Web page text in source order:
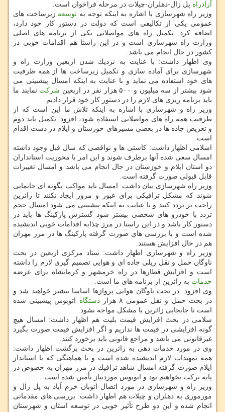
آزادراه پل زال-دهلران-چیلات در مرحله فراخوان است.
وزیر راه شهرسازی با اشاره به اینكه توجه به توسعه زیرساخت های
عمومی یكی از تكالیفی است كه دولت در دستور كار خود دارد،
اضافه كرد: تكمیل راه های مواصلاتی یكی از برنامه های اصلی
وزارت راه شهرسازی است و در این راستا هم اقدامات خوبی در
كشور در حال انجام می باشد.
وی اظهار داشت: با عنایت به نزدیك شدن اربعین وزارت راه و
شهرسازی برای آماده سازی و تكمیل زیرساخت ها از همه ظرفیت
های خود استفاده می نماید و با عنایت به اینكه امسال پیشبینی می
شود بیشتر از سه میلیون و ۵۰۰ هزار نفر در اربعین
شركت نمایند ما
باید برنامه ریزی های لازم را در دستور كار خود قرار دادیم.
وزیر راه و شهرسازی با اشاره به اینكه تلاش ما این است كه از
ظرفیت همه راه های مواصلاتی استفاده شود، افزود: تكمیل باند دوم
و تعریض جاده ها در بعضی مسیرهای خوزستان و ایلام در دست اقدام
است.
اسلامی اظهار داشت: كاستی ها و نواقصی كه سال قبل وجود داشته
امسال سعی شده آنها برطرف شوند و این امر با محوریت استانداران
دو استان ایلام و خوزستان در حال انجام می باشد و امسال تغییرات
قابل قبولی صورت گرفته است.
وزیر راه شهرسازی بیان داشت: امسال باید مواكب بگونه ای جانمایی
شوند كه مشكل ترافیكی برای عبور و مرور ایجاد نكنند تا زائرین
راحت تر تردد كنند و با عنایت به اینكه پیشبینی می شود امسال حجم
تردد با خودرو های شخصی بیشتر شود گسترش پاركینگ ها باید در
دستور كار باشد و در این راستا در مرز چذابه اقدامات خوبی اندیشیده
شده است و با بررسی های صورت گرفته پاركینگ ها در مرز مهران
هم در حال افزایش هستند.
وزیر راه و شهرسازی اظهار داشت: ستاد مركزی اربعین در بحث
ناوگان حمل و نقل ریلی جاده ای و هوایی تصمیم گیری لازم را داشته
است و افزایش قطارها در راه خرمشهر و كرمانشاه برای عرضه
خدمات به زائرین از برنامه های ما است.
وی افزود: در بحث ناوگان هوایی پروازها اساسا بیشتر خواهند شد و
در بحث حمل و نقل عمومی ۸ هزار
دستگاه اتوبوس پیشبینی شده
است تا جابجایی زائرین با مشكل مواجه نشود.
سلامی در بحث افزایش قیمت بلیت هم اظهار داشت: امسال هیچ
گونه افزایشی در قیمت ها نداریم و اگر افزایش قیمت صورت بگیرد
غیرقانونی می باشد و مراجع قانونی باید برخورد كنند.
وی در مورد خدمات دهی به زائرین در بحث برگشت اظهار داشت:
همه تمهیدات لازم اندیشیده شده است و با هماهنگی كه با استاندار
ایلام صورت گرفته امسال شاهد ترافیك در مرز مهران به خصوص در
پایه بركت نخواهیم بود و اتوبوس موردنیاز تأمین شده است.
وزیر راه و شهرسازی در مورد اتصال اتوبان خرم آباد به پل زال و
مورموری به دهلران و چیلات هم اظهار داشت: بررسی های مقدماتی
انجام شده و این دو طرح تأثیر خوبی در توسعه استان و شهرستان